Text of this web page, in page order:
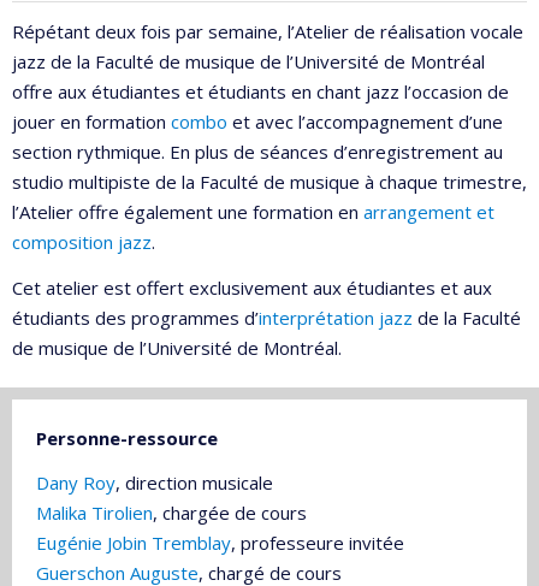
Répétant deux fois par semaine, l’Atelier de réalisation vocale
jazz de la Faculté de musique de l’Université de Montréal
offre aux étudiantes et étudiants en chant jazz l’occasion de
jouer en formation combo et avec l’accompagnement d’une
section rythmique. En plus de séances d’enregistrement au
studio multipiste de la Faculté de musique à chaque trimestre,
l’Atelier offre également une formation en arrangement et
composition jazz.
Cet atelier est offert exclusivement aux étudiantes et aux
étudiants des programmes d’interprétation jazz de la Faculté
de musique de l’Université de Montréal.
Personne-ressource
Dany Roy, direction musicale
Malika Tirolien, chargée de cours
Eugénie Jobin Tremblay, professeure invitée
Guerschon Auguste, chargé de cours